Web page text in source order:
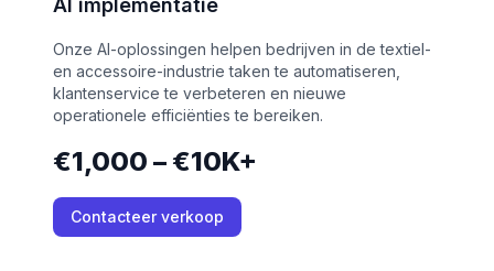
AI implementatie
Onze AI-oplossingen helpen bedrijven in de textiel-
en accessoire-industrie taken te automatiseren,
klantenservice te verbeteren en nieuwe
operationele efficiënties te bereiken.
€1,000 – €10K+
Contacteer verkoop